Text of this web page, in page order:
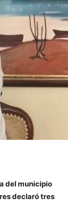
del municipio
declaró tres